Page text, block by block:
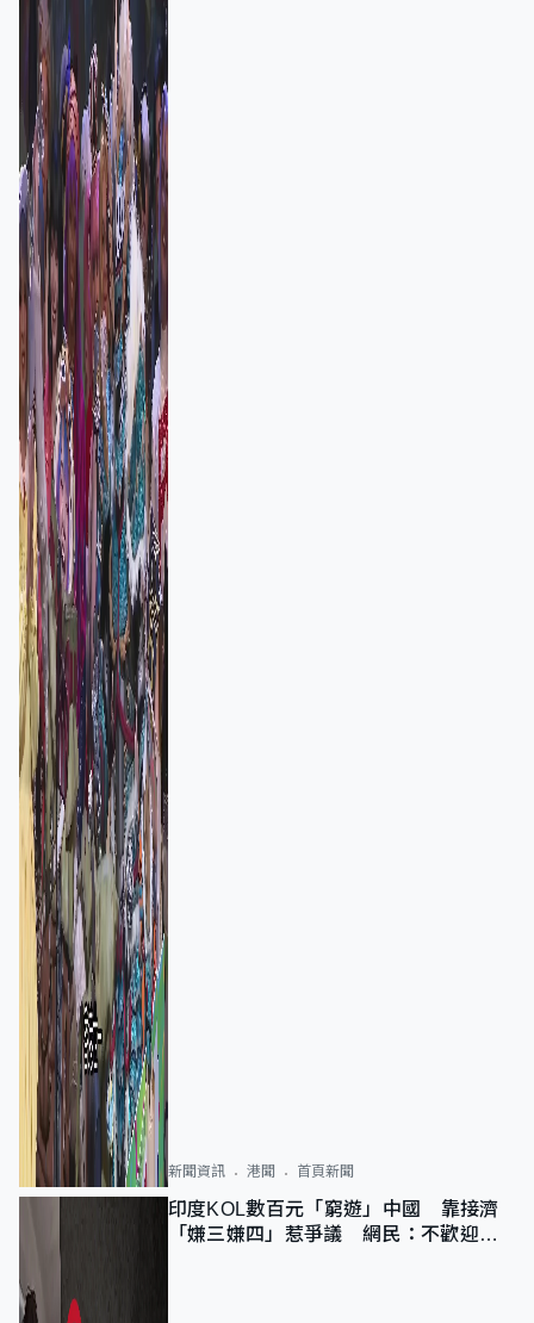
新聞資訊 港聞 首頁新聞
印度KOL數百元「窮遊」中國 靠接濟
「嫌三嫌四」惹爭議 網民：不歡迎劣